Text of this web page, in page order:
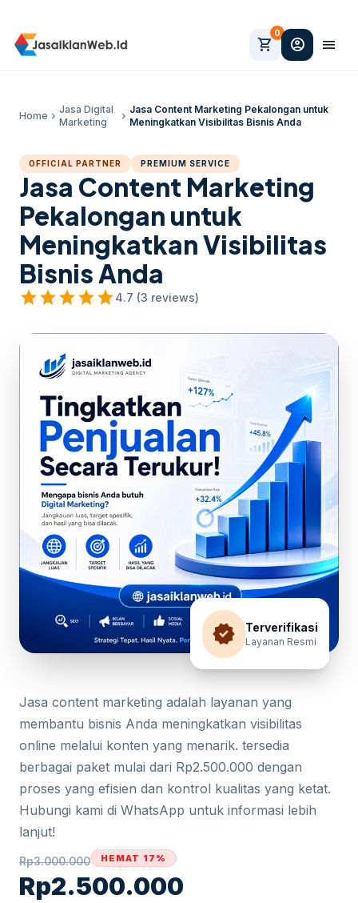
shopping_cart
0
account_circle menu
Home chevron_right
Jasa Digital
Marketing
chevron_right
Jasa Content Marketing Pekalongan untuk
Meningkatkan Visibilitas Bisnis Anda
OFFICIAL PARTNER PREMIUM SERVICE
Jasa Content Marketing
Pekalongan untuk
Meningkatkan Visibilitas
Bisnis Anda
starstarstarstarstar4.7 (3 reviews)
verified Terverifikasi
Layanan Resmi
Jasa content marketing adalah layanan yang
membantu bisnis Anda meningkatkan visibilitas
online melalui konten yang menarik. tersedia
berbagai paket mulai dari Rp2.500.000 dengan
proses yang efisien dan kontrol kualitas yang ketat.
Hubungi kami di WhatsApp untuk informasi lebih
lanjut!
Rp3.000.000
Rp2.500.000
HEMAT 17%